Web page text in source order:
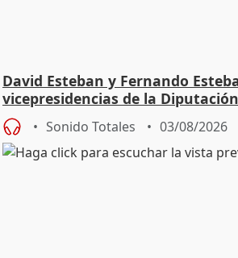
David Esteban y Fernando
vicepresidencias de la
Sonido Totales 03/08/2026